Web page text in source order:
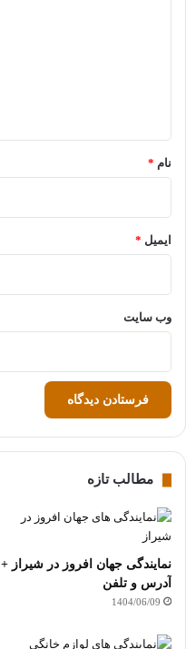
نام *
ایمیل *
وب‌ سایت
مطالب تازه
نمایندگی جهان افروز در شیراز +
آدرس و تلفن
1404/06/09